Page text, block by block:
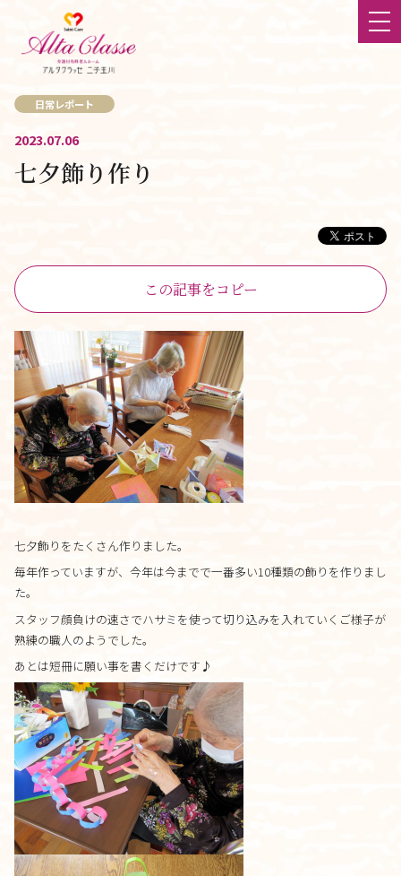
チーム体制
立地
料金について
施設について
施設概要
アクセス
0120- 33-5943
さんさんといつくしみ
受付時間 9:00-18:00
お問合せ
日常レポート
2023.07.06
七夕飾り作り
この記事をコピー
七夕飾りをたくさん作りました。
毎年作っていますが、今年は今までで一番多い10種類の飾りを作りまし
た。
スタッフ顔負けの速さでハサミを使って切り込みを入れていくご様子が
熟練の職人のようでした。
あとは短冊に願い事を書くだけです♪